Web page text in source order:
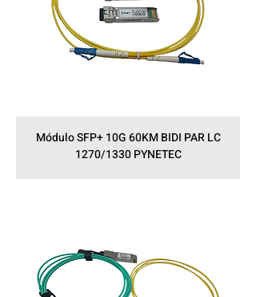
Módulo SFP+ 10G 60KM BIDI PAR LC
1270/1330 PYNETEC